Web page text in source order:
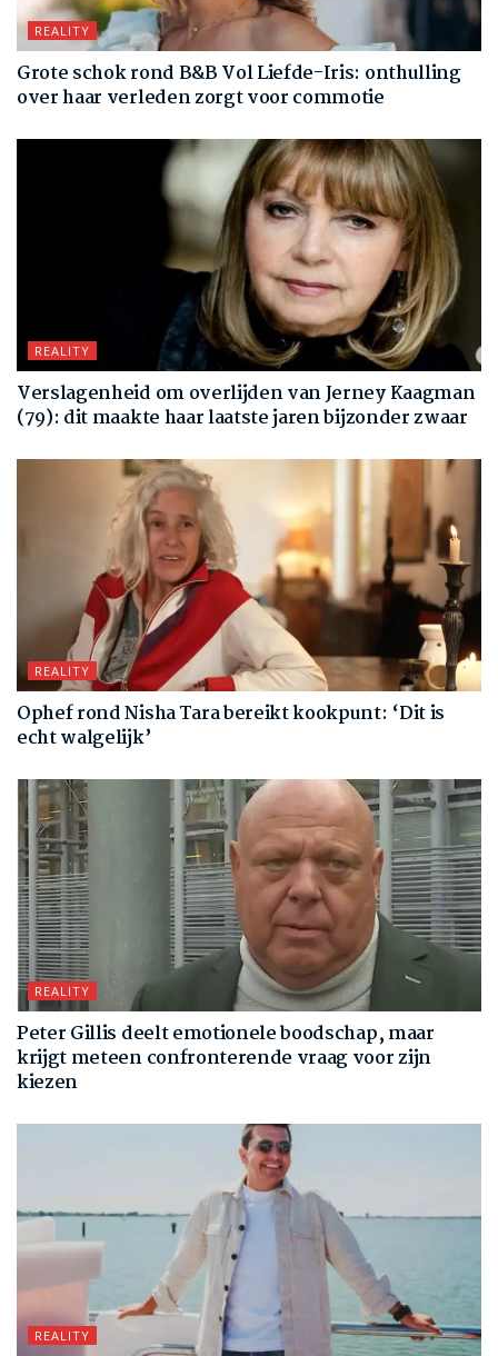
REALITY
Grote schok rond B&B Vol Liefde-Iris: onthulling
over haar verleden zorgt voor commotie
REALITY
Verslagenheid om overlijden van Jerney Kaagman
(79): dit maakte haar laatste jaren bijzonder zwaar
REALITY
Ophef rond Nisha Tara bereikt kookpunt: ‘Dit is
echt walgelijk’
REALITY
Peter Gillis deelt emotionele boodschap, maar
krijgt meteen confronterende vraag voor zijn
kiezen
REALITY